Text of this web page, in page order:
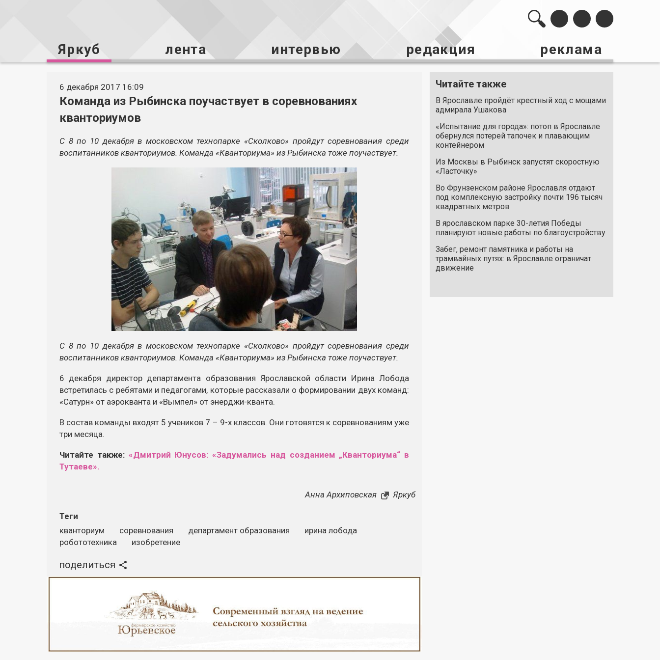
Яркуб лента интервью редакция реклама
6 декабря 2017 16:09
Команда из Рыбинска поучаствует в соревнованиях
кванториумов
С 8 по 10 декабря в московском технопарке «Сколково» пройдут соревнования среди
воспитанников кванториумов. Команда «Кванториума» из Рыбинска тоже поучаствует.
С 8 по 10 декабря в московском технопарке «Сколково» пройдут соревнования среди
воспитанников кванториумов. Команда «Кванториума» из Рыбинска тоже поучаствует.
6 декабря директор департамента образования Ярославской области Ирина Лобода
встретилась с ребятами и педагогами, которые рассказали о формировании двух команд:
«Сатурн» от аэрокванта и «Вымпел» от энерджи-кванта.
В состав команды входят 5 учеников 7 – 9-х классов. Они готовятся к соревнованиям уже
три месяца.
Читайте также: «Дмитрий Юнусов: «Задумались над созданием „Кванториума“ в
Тутаеве».
Анна Архиповская Яркуб
Теги
кванториум
соревнования департамент образования
ирина лобода
робототехника
изобретение
поделиться
Читайте также
В Ярославле пройдёт крестный ход с мощами
адмирала Ушакова
«Испытание для города»: потоп в Ярославле
обернулся потерей тапочек и плавающим
контейнером
Из Москвы в Рыбинск запустят скоростную
«Ласточку»
Во Фрунзенском районе Ярославля отдают
под комплексную застройку почти 196 тысяч
квадратных метров
В ярославском парке 30-летия Победы
планируют новые работы по благоустройству
Забег, ремонт памятника и работы на
трамвайных путях: в Ярославле ограничат
движение